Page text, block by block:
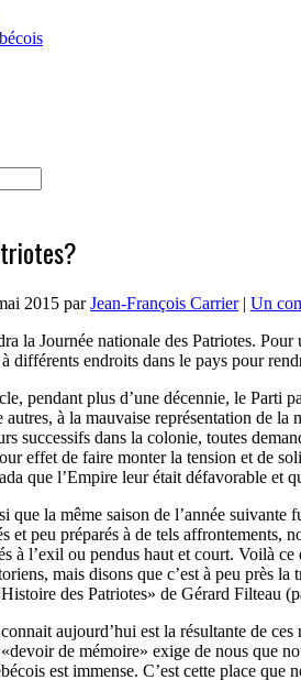
2015 parJean-François Carrier| Un
la Journée nationale des Patriotes.
différents endroits dans le pays pour
pendant plus d’une décennie, le Parti
autres, à la mauvaise représentation de
successifs dans la colonie, toutes
effet de faire monter la tension et de
que l’Empire leur était défavorable et
que la même saison de l’année
et peu préparés à de tels affrontements,
à l’exil ou pendus haut et court. Voilà
mais disons que c’est à peu près
des Patriotes» de Gérard Filteau
aujourd’hui est la résultante de
de mémoire» exige de nous que
est immense. C’est cette place